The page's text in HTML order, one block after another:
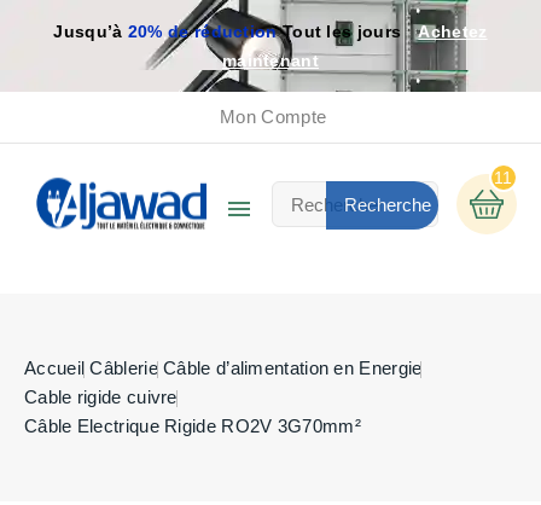
Jusqu’à 20% de réductionTout les jours
Achetez
maintenant
Mon Compte
 Recherche
11
Accueil Câblerie Câble d’alimentation en Energie
Cable rigide cuivre
Câble Electrique Rigide RO2V 3G70mm²